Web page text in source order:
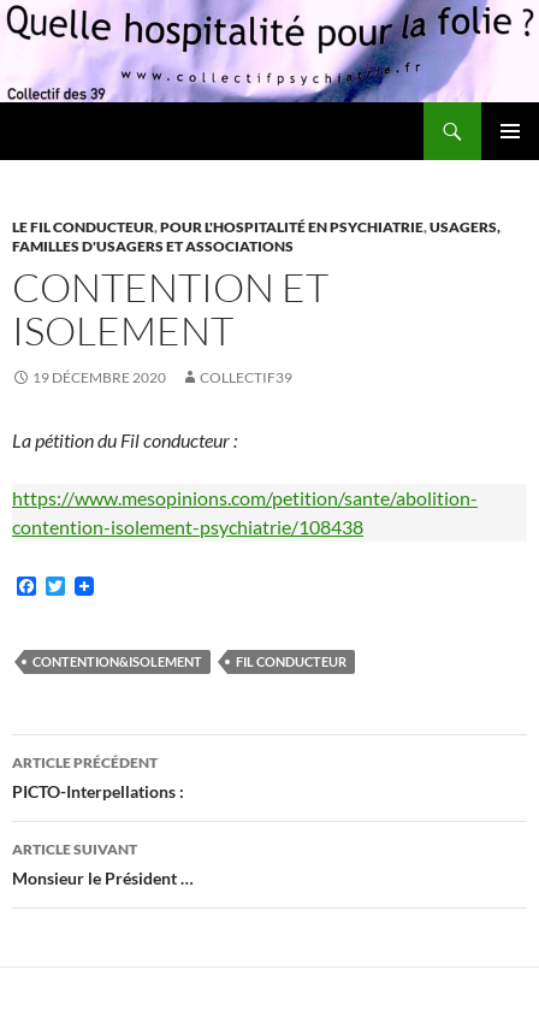
LE FIL CONDUCTEUR,POUR L'HOSPITALITÉ EN PSYCHIATRIE,USAGERS,
FAMILLES D'USAGERS ET ASSOCIATIONS
CONTENTION ET
ISOLEMENT
19 DÉCEMBRE 2020 COLLECTIF39
La pétition du Fil conducteur :
https://www.mesopinions.com/petition/sante/abolition-
contention-isolement-psychiatrie/108438
F
b
o
T
t
e
CONTENTION&ISOLEMENT FIL CONDUCTEUR
Navigation
des
articles
ARTICLE PRÉCÉDENT
PICTO-Interpellations :
ARTICLE SUIVANT
Monsieur le Président …